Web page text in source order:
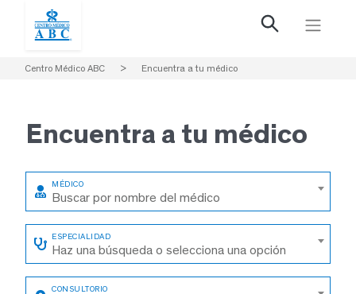
Centro Médico ABC > Encuentra a tu médico
Encuentra a tu médico
Buscar por nombre del médico
Haz una búsqueda o selecciona una opción